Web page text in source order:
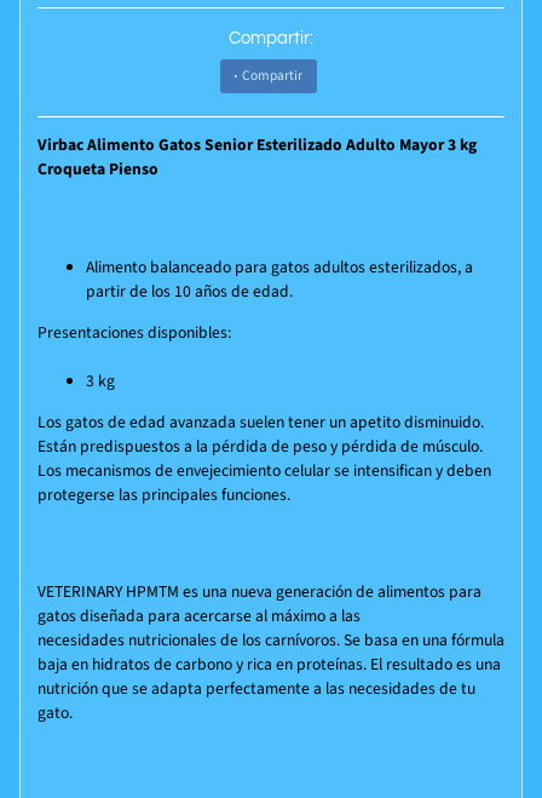
Compartir:
Compartir
Virbac Alimento Gatos Senior Esterilizado Adulto Mayor 3 kg
Croqueta Pienso
Alimento balanceado para gatos adultos esterilizados, a
partir de los 10 años de edad.
Presentaciones disponibles:
3 kg
Los gatos de edad avanzada suelen tener un apetito disminuido.
Están predispuestos a la pérdida de peso y pérdida de músculo.
Los mecanismos de envejecimiento celular se intensifican y deben
protegerse las principales funciones.
VETERINARY HPMTM es una nueva generación de alimentos para
gatos diseñada para acercarse al máximo a las
necesidades nutricionales de los carnívoros. Se basa en una fórmula
baja en hidratos de carbono y rica en proteínas. El resultado es una
nutrición que se adapta perfectamente a las necesidades de tu
gato.